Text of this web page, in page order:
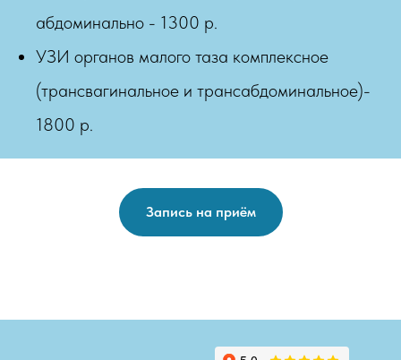
абдоминально - 1300 р.
УЗИ органов малого таза комплексное
(трансвагинальное и трансабдоминальное)-
1800 р.
Запись на приём